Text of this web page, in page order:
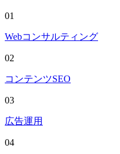
01
Webコンサルティング
02
コンテンツSEO
03
広告運用
04